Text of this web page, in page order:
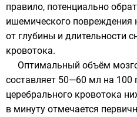
правило, потенциально
ишемического повреждения
от глубины и длительности
кровотока.
Оптимальный объём
составляет 50—60 мл на 100
церебрального кровотока
в минуту отмечается